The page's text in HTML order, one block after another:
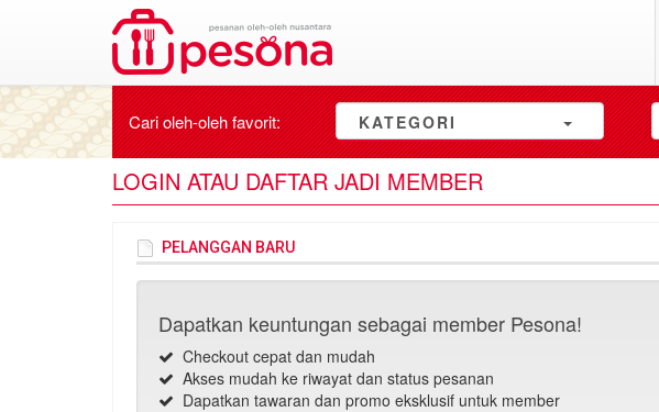
Cari oleh-olehfavorit: KATEGORI
LOGIN ATAU DAFTAR JADI MEMBER
PELANGGAN BARU
Dapatkan keuntungan sebagai member Pesona!
Checkout cepat dan mudah
Akses mudah ke riwayat dan status pesanan
Dapatkan tawaran dan promo eksklusif untuk member